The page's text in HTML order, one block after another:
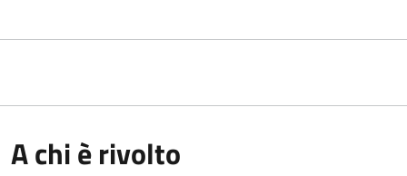
A chi è rivolto